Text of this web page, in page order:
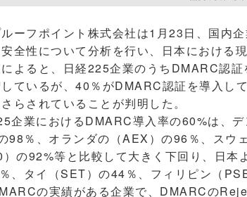
ーフポイント株式会社は1月23日、国内
全性について分析を行い、日本における
よると、日経225企業のうちDMARC認
ているが、40％がDMARC認証を導入し
らされていることが判明した。
企業におけるDMARC導入率の60%は、
98％、オランダの（AEX）の96％、スウ
の92%等と比較して大きく下回り、日本
、タイ（SET）の44％、フィリピン（
の実績がある企業で、DMARCの